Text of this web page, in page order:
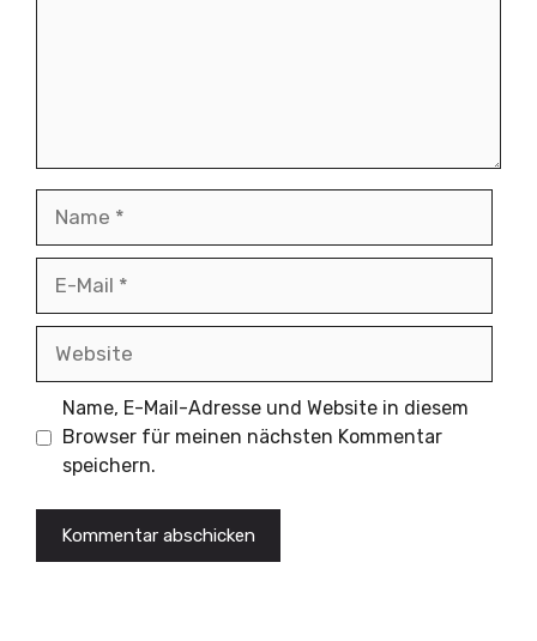
Name, E-Mail-Adresse und Website in diesem
Browser für meinen nächsten Kommentar
speichern.